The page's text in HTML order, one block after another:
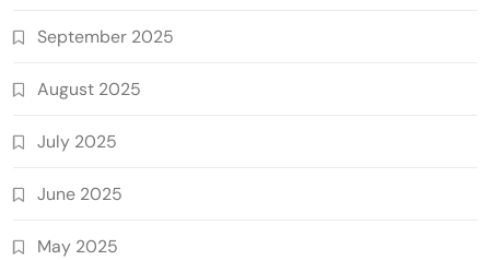
September 2025
August 2025
July 2025
June 2025
May 2025